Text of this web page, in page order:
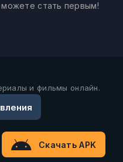
стать первым!
и фильмы онлайн.
Скачать APK